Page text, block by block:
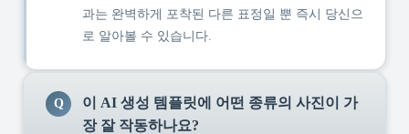
과는 완벽하게 포착된 다른 표정일 뿐 즉시 당신으
로 알아볼 수 있습니다.
Q
이 AI 생성 템플릿에 어떤 종류의 사진이 가
장 잘 작동하나요?